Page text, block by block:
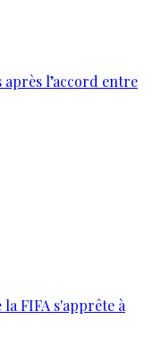
l’accord entre
FIFA s'apprête à